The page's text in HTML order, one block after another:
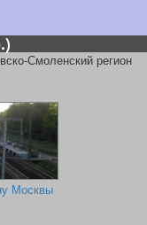
Смоленский регион
Москвы